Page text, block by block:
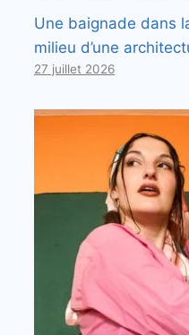
Une baignade dans
milieu d’une
27 juillet 2026